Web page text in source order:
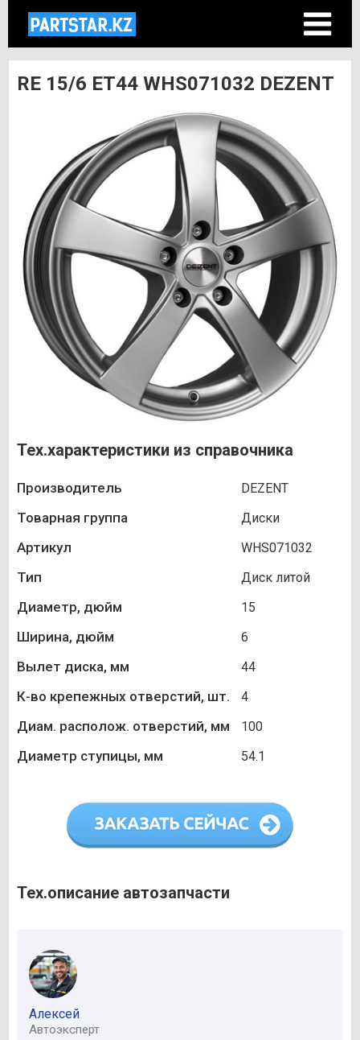
RE 15/6 ET44 WHS071032 DEZENT
Тех.характеристики из справочника
Производитель DEZENT
Товарная группа Диски
Артикул WHS071032
Тип Диск литой
Диаметр, дюйм 15
Ширина, дюйм 6
Вылет диска, мм 44
К-во крепежных отверстий, шт. 4
Диам. располож. отверстий, мм 100
Диаметр ступицы, мм 54.1
Тех.описание автозапчасти
Алексей
Автоэксперт